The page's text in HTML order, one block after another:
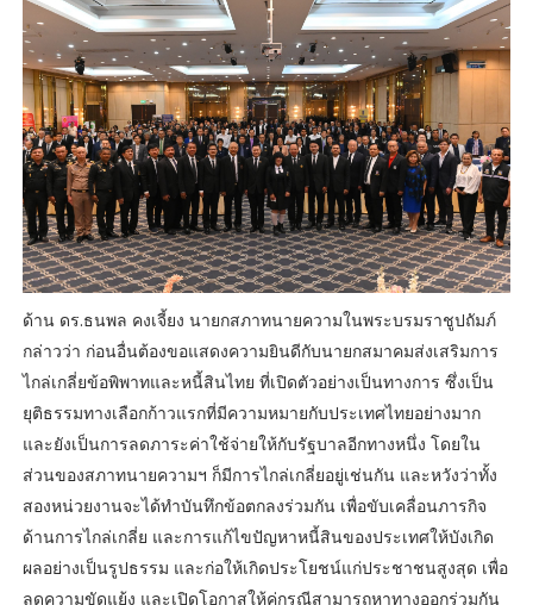
ด้าน ดร.ธนพล คงเจี้ยง นายกสภาทนายความในพระบรมราชูปถัมภ์
กล่าวว่า ก่อนอื่นต้องขอแสดงความยินดีกับนายกสมาคมส่งเสริมการ
ไกล่เกลี่ยข้อพิพาทและหนี้สินไทย ที่เปิดตัวอย่างเป็นทางการ ซึ่งเป็น
ยุติธรรมทางเลือกก้าวแรกที่มีความหมายกับประเทศไทยอย่างมาก
และยังเป็นการลดภาระค่าใช้จ่ายให้กับรัฐบาลอีกทางหนึ่ง โดยใน
ส่วนของสภาทนายความฯ ก็มีการไกล่เกลี่ยอยู่เช่นกัน และหวังว่าทั้ง
สองหน่วยงานจะได้ทำบันทึกข้อตกลงร่วมกัน เพื่อขับเคลื่อนภารกิจ
ด้านการไกล่เกลี่ย และการแก้ไขปัญหาหนี้สินของประเทศให้บังเกิด
ผลอย่างเป็นรูปธรรม และก่อให้เกิดประโยชน์แก่ประชาชนสูงสุด เพื่อ
ลดความขัดแย้ง และเปิดโอกาสให้คู่กรณีสามารถหาทางออกร่วมกัน